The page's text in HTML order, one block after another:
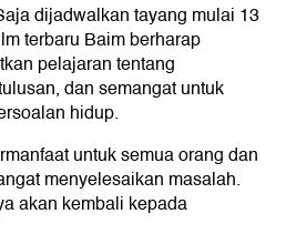
dijadwalkan tayang mulai 13
terbaru Baim berharap
pelajaran tentang
dan semangat untuk
hidup.
untuk semua orang dan
menyelesaikan masalah.
akan kembali kepada